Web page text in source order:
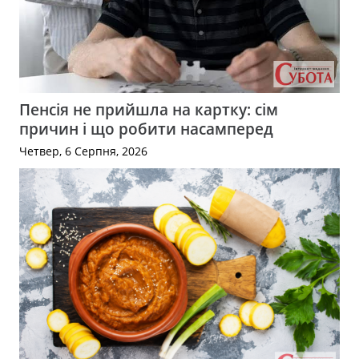
Пенсія не прийшла на картку: сім
причин і що робити насамперед
Четвер, 6 Серпня, 2026